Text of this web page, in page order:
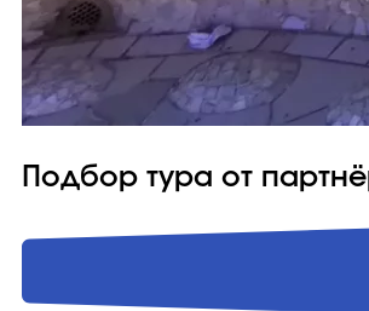
Подбор тура от